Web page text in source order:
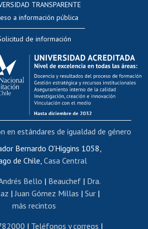
Evaluación docente
Calificación académica
Postulación al AUCAI
Funcionarias/os
internos de capacitación
Bienestar del personal
de movilidad interna
Certificado de renta
de renta honorarios
Editar páginas blancas
Extranjeras/os
y reconocimiento de títulos
TRANSPARENTE
a información pública
de información
Bernardo O'Higgins 1058,
de Chile,Casa Central
Bello | Beauchef| Dra.
|Juan Gómez Millas | Sur |
más recintos
| Teléfonos y correos |
en estándares de igualdad de género